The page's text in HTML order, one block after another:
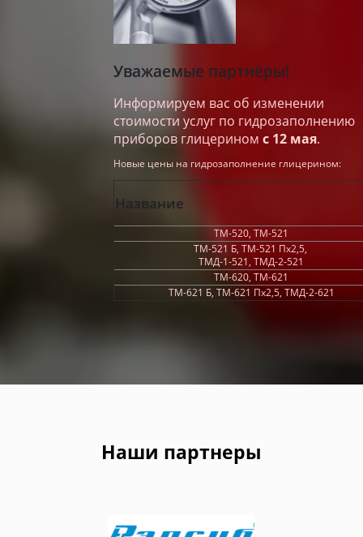
Уважаемые партнёры!
Информируем вас об изменении
стоимости услуг по гидрозаполнению
приборов глицерином с 12 мая.
Новые цены на гидрозаполнение глицерином:
Название
ТМ-520, ТМ-521
ТМ-521 Б, ТМ-521 Пх2,5,
ТМД-1-521, ТМД-2-521
ТМ-620, ТМ-621
ТМ-621 Б, ТМ-621 Пх2,5, ТМД-2-621
Наши партнеры